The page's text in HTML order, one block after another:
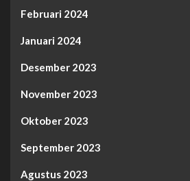
Februari 2024
Januari 2024
Desember 2023
November 2023
Oktober 2023
September 2023
Agustus 2023